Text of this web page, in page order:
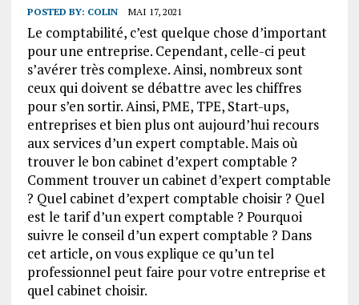
POSTED BY: COLIN MAI 17, 2021
Le comptabilité, c’est quelque chose d’important
pour une entreprise. Cependant, celle-ci peut
s’avérer très complexe. Ainsi, nombreux sont
ceux qui doivent se débattre avec les chiffres
pour s’en sortir. Ainsi, PME, TPE, Start-ups,
entreprises et bien plus ont aujourd’hui recours
aux services d’un expert comptable. Mais où
trouver le bon cabinet d’expert comptable ?
Comment trouver un cabinet d’expert comptable
? Quel cabinet d’expert comptable choisir ? Quel
est le tarif d’un expert comptable ? Pourquoi
suivre le conseil d’un expert comptable ? Dans
cet article, on vous explique ce qu’un tel
professionnel peut faire pour votre entreprise et
quel cabinet choisir.